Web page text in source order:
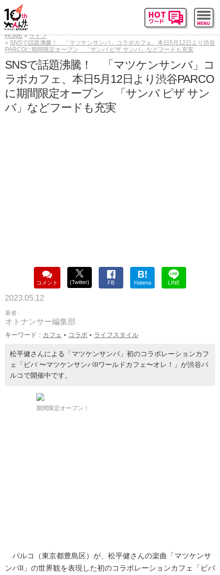
HOME
ライフ
SNSで話題沸騰！ 「マツケンサンバ」コラボカフェ、本日5月12日より渋谷
PARCOに期間限定オープン 「サンバ ピザ サンバ」などフードも充実
SNSで話題沸騰！ 「マツケンサンバ」コ
ラボカフェ、本日5月12日より渋谷PARCO
に期間限定オープン 「サンバ ピザ サン
バ」などフードも充実
コメント (Twitter) FB
B!
Hatena LINE
2023.05.12
著者 :
オトナンサー編集部
キーワード : カフェ • コラボ • ライフスタイル
松平健さんによる「マツケンサンバ」初のコラボレーションカフ
ェ「ビバ 〜マツケンサンバIIワールドカフェ〜オレ！」が渋谷パ
ルコで開催中です。
期間限定オープン！
パルコ（東京都豊島区）が、松平健さんの楽曲「マツケンサ
ンバII」の世界観を表現した初のコラボレーションカフェ「ビバ